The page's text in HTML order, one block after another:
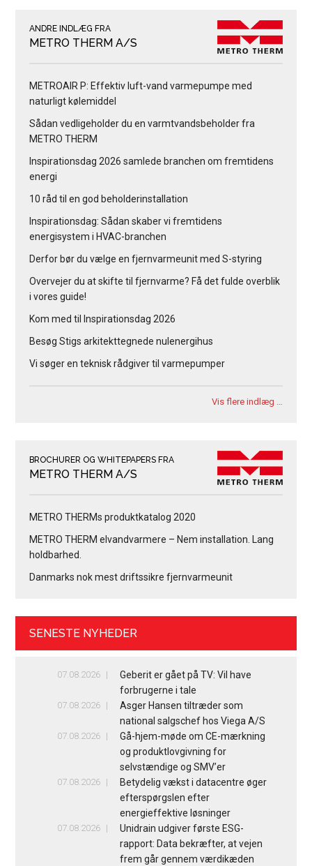
ANDRE INDLÆG FRA
METRO THERM A/S
METROAIR P: Effektiv luft-vand varmepumpe med
naturligt kølemiddel
Sådan vedligeholder du en varmtvandsbeholder fra
METRO THERM
Inspirationsdag 2026 samlede branchen om fremtidens
energi
10 råd til en god beholderinstallation
Inspirationsdag: Sådan skaber vi fremtidens
energisystem i HVAC-branchen
Derfor bør du vælge en fjernvarmeunit med S-styring
Overvejer du at skifte til fjernvarme? Få det fulde overblik
i vores guide!
Kom med til Inspirationsdag 2026
Besøg Stigs arkitekttegnede nulenergihus
Vi søger en teknisk rådgiver til varmepumper
Vis flere indlæg …
BROCHURER OG WHITEPAPERS FRA
METRO THERM A/S
METRO THERMs produktkatalog 2020
METRO THERM elvandvarmere – Nem installation. Lang
holdbarhed.
Danmarks nok mest driftssikre fjernvarmeunit
SENESTE NYHEDER
07.08.2026
Geberit er gået på TV: Vil have
forbrugerne i tale
07.08.2026
Asger Hansen tiltræder som
national salgschef hos Viega A/S
07.08.2026
Gå-hjem-møde om CE-mærkning
og produktlovgivning for
selvstændige og SMV’er
07.08.2026
Betydelig vækst i datacentre øger
efterspørgslen efter
energieffektive løsninger
07.08.2026
Unidrain udgiver første ESG-
rapport: Data bekræfter, at vejen
frem går gennem værdikæden